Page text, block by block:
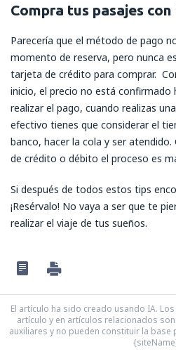
Compra tus pasajes
Parecería que el método de pago
momento de reserva, pero nunca
tarjeta de crédito para comprar.
inicio, el precio no está
realizar el pago, cuando realizas
efectivo tienes que considerar el
banco, hacer la cola y ser
de crédito o débito el proceso es
Si después de todos estos tips
¡Resérvalo! No vaya a ser que te
realizar el viaje de tus sueños.
El artículo ha sido creado usando IA.
artículo y en artículos relacionados
auxiliares y no pueden constituir la base